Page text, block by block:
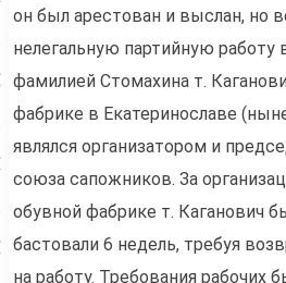
он был арестован и выслан, но
нелегальную партийную работу
фамилией Стомахина т.
фабрике в Екатеринославе
являлся организатором и
союза сапожников. За
обувной фабрике т. Каганович
бастовали 6 недель, требуя
на работу. Требования рабочих